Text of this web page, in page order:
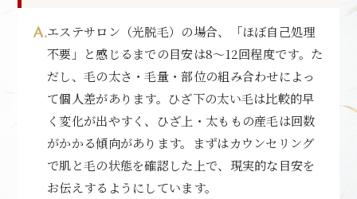
エステサロン（光脱毛）の場合、「ほぼ自己処理
不要」と感じるまでの目安は8〜12回程度です。た
だし、毛の太さ・毛量・部位の組み合わせによっ
て個人差があります。ひざ下の太い毛は比較的早
く変化が出やすく、ひざ上・太ももの産毛は回数
がかかる傾向があります。まずはカウンセリング
で肌と毛の状態を確認した上で、現実的な目安を
お伝えするようにしています。